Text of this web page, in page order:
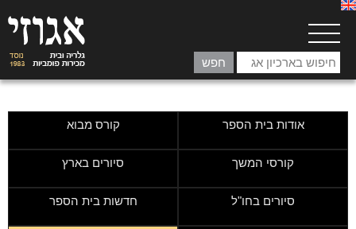
אודות בית הספר קורס מבוא
קורסי המשך סיורים בארץ
סיורים בחו"ל חדשות בית הספר